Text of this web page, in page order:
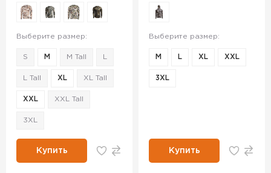
Выберите размер:
S M M Tall
L Tall XL XL Tall
XXL XXL Tall
3XL
Купить
Выберите размер:
M L XL XXL
3XL
Купить